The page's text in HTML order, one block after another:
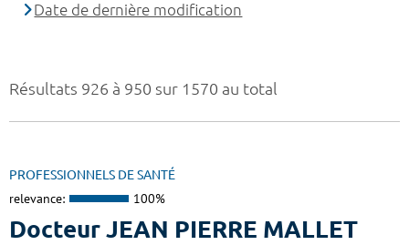
Résultats 926 à 950 sur 1570 au total
PROFESSIONNELS DE SANTÉ
relevance: 100%
Docteur JEAN PIERRE MALLET
Date de dernière modification